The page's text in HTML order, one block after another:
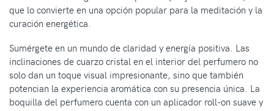
que lo convierte en una opción popular para la meditación y la
curación energética.
Sumérgete en un mundo de claridad y energía positiva. Las
inclinaciones de cuarzo cristal en el interior del perfumero no
solo dan un toque visual impresionante, sino que también
potencian la experiencia aromática con su presencia única. La
boquilla del perfumero cuenta con un aplicador roll-on suave y